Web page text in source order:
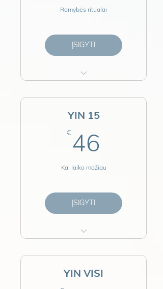
Ramybės ritualai
ĮSIGYTI
6 x 30 min. praktikos.
Lėti tempimai, kvėpavimas ir
Kai neturi valandos, bet nori
skirti laiko sau.
Puikiai papildo ilgesnes YIN
Prieiga visam laikui.
YIN 15
€ 46
Kai laiko mažiau
ĮSIGYTI
7 x15 min. praktikos.
Meditacija, tempimai ir
Tinka kūno ir proto poilsiui bet
YIN VISI